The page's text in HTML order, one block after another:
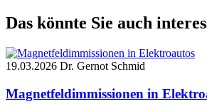
Das könnte Sie auch
19.03.2026 Dr. Gernot Schmid
Magnetfeldimmissionen in